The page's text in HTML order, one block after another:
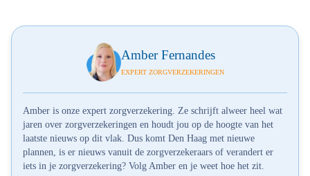
Amber Fernandes
EXPERT ZORGVERZEKERINGEN
Amber is onze expert zorgverzekering. Ze schrijft alweer heel wat
jaren over zorgverzekeringen en houdt jou op de hoogte van het
laatste nieuws op dit vlak. Dus komt Den Haag met nieuwe
plannen, is er nieuws vanuit de zorgverzekeraars of verandert er
iets in je zorgverzekering? Volg Amber en je weet hoe het zit.